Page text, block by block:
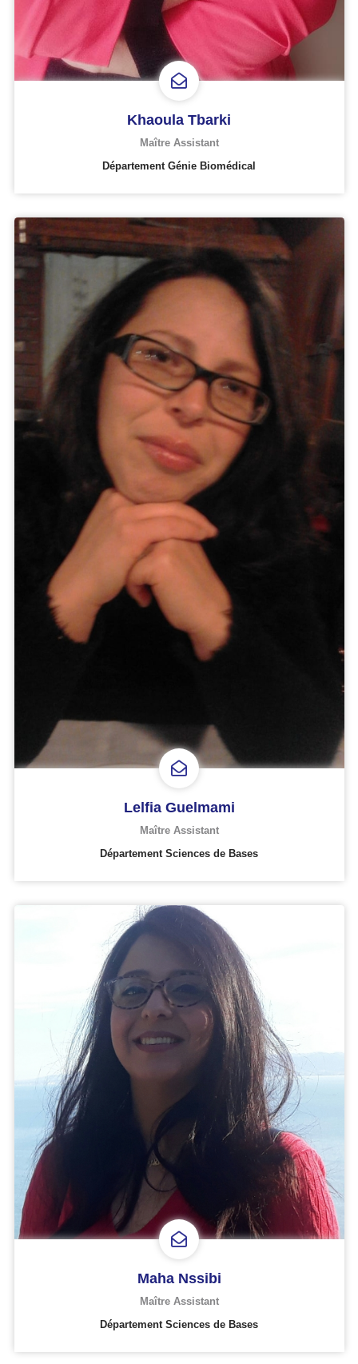
Khaoula Tbarki
Maître Assistant
Département Génie Biomédical
Lelfia Guelmami
Maître Assistant
Département Sciences de Bases
Maha Nssibi
Maître Assistant
Département Sciences de Bases